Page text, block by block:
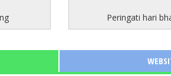
Peringati hari